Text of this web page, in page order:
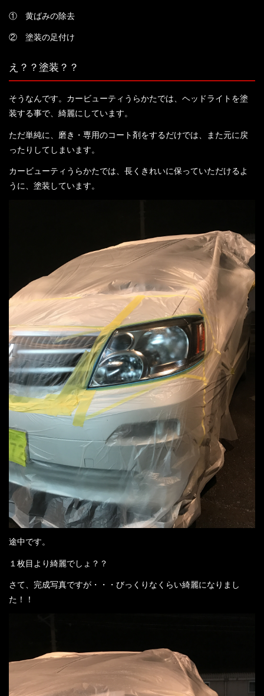
① 黄ばみの除去
② 塗装の足付け
え？？塗装？？
そうなんです。カービューティうらかたでは、ヘッドライトを塗
装する事で、綺麗にしています。
ただ単純に、磨き・専用のコート剤をするだけでは、また元に戻
ったりしてしまいます。
カービューティうらかたでは、長くきれいに保っていただけるよ
うに、塗装しています。
途中です。
１枚目より綺麗でしょ？？
さて、完成写真ですが・・・びっくりなくらい綺麗になりまし
た！！